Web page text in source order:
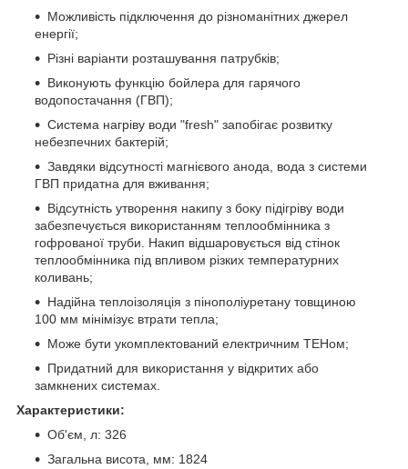
Можливість підключення до різноманітних джерел
енергії;
Різні варіанти розташування патрубків;
Виконують функцію бойлера для гарячого
водопостачання (ГВП);
Система нагріву води "fresh" запобігає розвитку
небезпечних бактерій;
Завдяки відсутності магнієвого анода, вода з системи
ГВП придатна для вживання;
Відсутність утворення накипу з боку підігріву води
забезпечується використанням теплообмінника з
гофрованої труби. Накип відшаровується від стінок
теплообмінника під впливом різких температурних
коливань;
Надійна теплоізоляція з пінополіуретану товщиною
100 мм мінімізує втрати тепла;
Може бути укомплектований електричним ТЕНом;
Придатний для використання у відкритих або
замкнених системах.
Характеристики:
Об'єм, л: 326
Загальна висота, мм: 1824